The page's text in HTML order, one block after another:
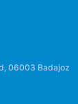
06003 Badajoz